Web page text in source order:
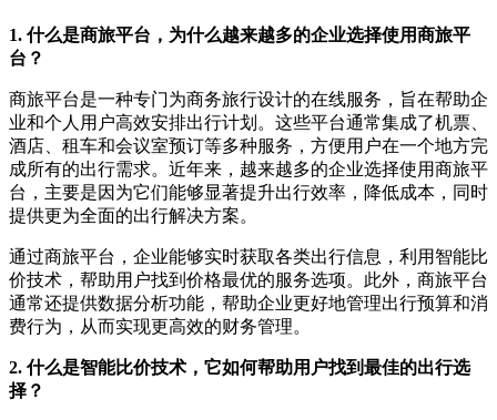
1. 什么是商旅平台，为什么越来越多的企业选择使用商旅平
台？
商旅平台是一种专门为商务旅行设计的在线服务，旨在帮助企
业和个人用户高效安排出行计划。这些平台通常集成了机票、
酒店、租车和会议室预订等多种服务，方便用户在一个地方完
成所有的出行需求。近年来，越来越多的企业选择使用商旅平
台，主要是因为它们能够显著提升出行效率，降低成本，同时
提供更为全面的出行解决方案。
通过商旅平台，企业能够实时获取各类出行信息，利用智能比
价技术，帮助用户找到价格最优的服务选项。此外，商旅平台
通常还提供数据分析功能，帮助企业更好地管理出行预算和消
费行为，从而实现更高效的财务管理。
2. 什么是智能比价技术，它如何帮助用户找到最佳的出行选
择？